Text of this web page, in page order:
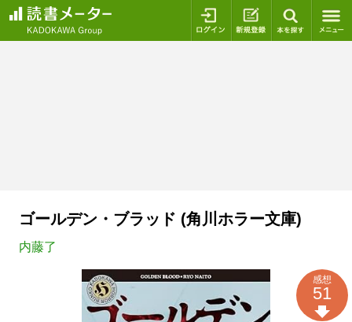
ログイン 新規登録
ゴールデン・ブラッド (角川ホラー文庫)
内藤了
感想
51